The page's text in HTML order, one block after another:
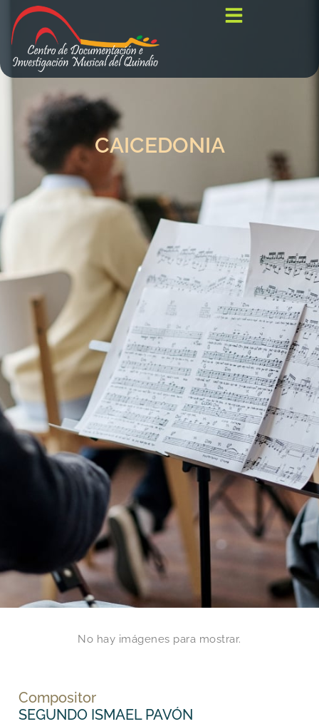
CAICEDONIA
No hay imágenes para mostrar.
Compositor
SEGUNDO ISMAEL PAVÓN